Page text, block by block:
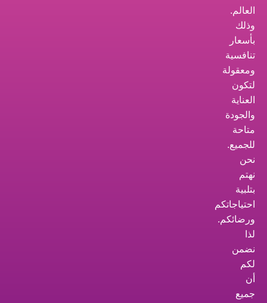
العالم.
وذلك
بأسعار
تنافسية
ومعقولة
لتكون
العناية
والجودة
متاحة
للجميع.
نحن
نهتم
بتلبية
احتياجاتكم
ورضائكم.
لذا
نضمن
لكم
أن
جميع